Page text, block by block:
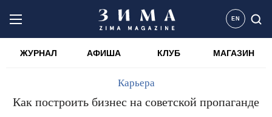
EN
ЖУРНАЛ АФИША КЛУБ МАГАЗИН
Карьера
Как построить бизнес на советской пропаганде